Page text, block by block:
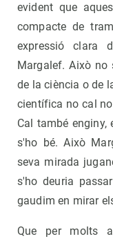
evident que
compacte de
expressió clara
Margalef. Això no
de la ciència o de
científica no cal
Cal també
s'ho bé. Això
seva mirada
s'ho deuria
gaudim en mirar
Que per molts